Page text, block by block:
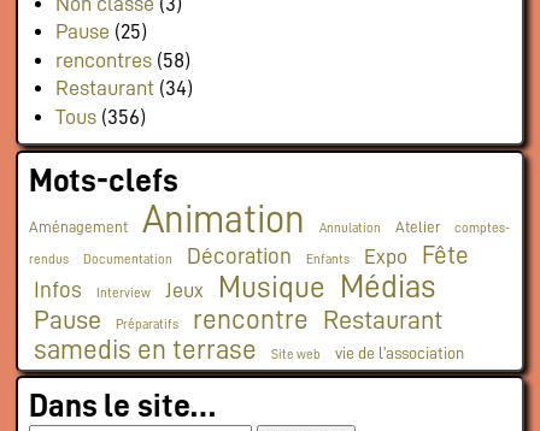
Pause (25)
rencontres(58)
Restaurant(34)
Tous(356)
Mots-clefs
Aménagement Animation Annulation Atelier comptes-
rendus Documentation Décoration Enfants Expo Fête
Infos Interview Jeux Musique Médias
Pause Préparatifs rencontre Restaurant
samedis en terrase Site web vie de l'association
Dans le site…